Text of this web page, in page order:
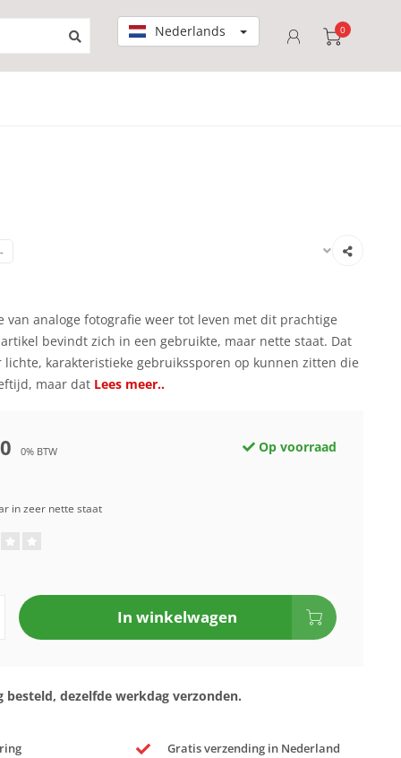
Nederlands 0
van analoge fotografie weer tot leven met dit prachtige
bevindt zich in een gebruikte, maar nette staat. Dat
lichte, karakteristieke gebruikssporen op kunnen zitten die
maar dat Lees meer..
0% BTW Op voorraad
in zeer nette staat
In winkelwagen
besteld, dezelfde werkdag verzonden.
Gratis verzending in Nederland